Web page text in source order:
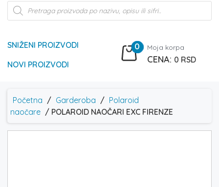
Products
search
SNIŽENI PROIZVODI
NOVI PROIZVODI
0 Moja korpa
0 RSD
Početna / Garderoba / Polaroid
naočare / POLAROID NAOČARI EXC FIRENZE